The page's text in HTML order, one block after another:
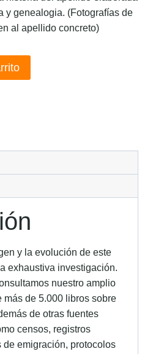
y genealogia. (Fotografías de
al apellido concreto)
y la evolución de este
exhaustiva investigación.
nuestro amplio
más de 5.000 libros sobre
de otras fuentes
censos, registros
emigración, protocolos